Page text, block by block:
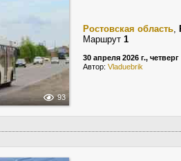
93
Ростовская область,
Маршрут 1
30 апреля 2026 г., четверг
Автор: Vladuebrik